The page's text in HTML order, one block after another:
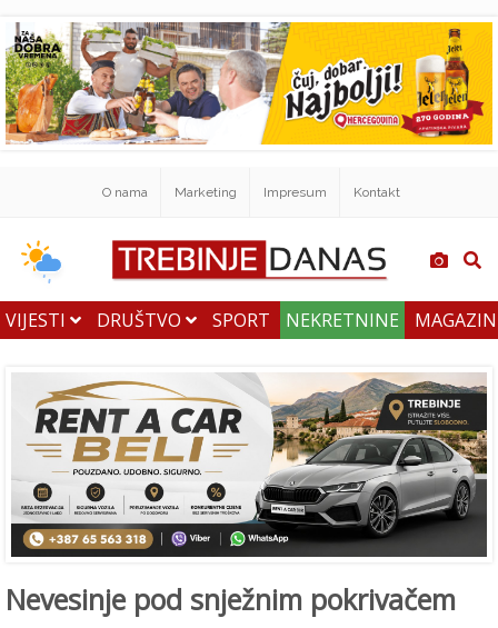
O nama Marketing Impresum Kontakt
VIJESTI DRUŠTVO SPORT NEKRETNINE
Nevesinje pod snježnim pokrivačem